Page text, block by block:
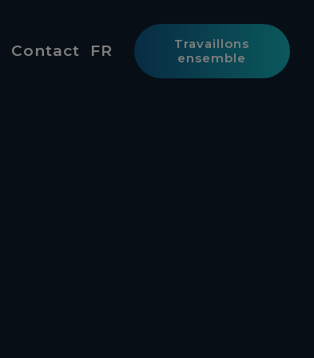
Contact FR
Travaillons
ensemble